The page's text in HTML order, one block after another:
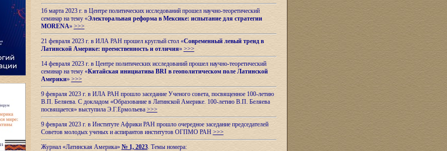
16 марта 2023 г. в Центре политических исследований прошел научно-теоретический
семинар на тему «Электоральная реформа в Мексике: испытание для стратегии
MORENA» >>>
21 февраля 2023 г. в ИЛА РАН прошел круглый стол «Современный левый тренд в
Латинской Америке: преемственность и отличия» >>>
14 февраля 2023 г. в Центре политических исследований прошел научно-теоретический
семинар на тему «Китайская инициатива BRI в геополитическом поле Латинской
Америки» >>>
9 февраля 2023 г. в ИЛА РАН прошло заседание Ученого совета, посвященное 100-летию
В.П. Беляева. С докладом «Образование в Латинской Америке. 100-летию В.П. Беляева
посвящается» выступила Э.Г.Ермольева >>>
9 февраля 2023 г. в Институте Африки РАН прошло очередное заседание председателей
Советов молодых ученых и аспирантов институтов ОГПМО РАН >>>
Журнал «Латинская Америка» № 1, 2023. Темы номера: